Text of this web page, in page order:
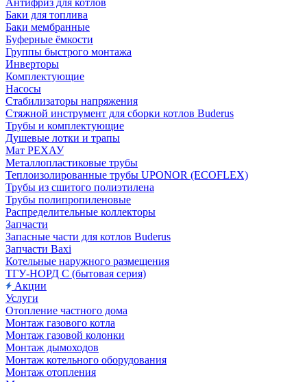
Антифриз для котлов
Баки для топлива
Баки мембранные
Буферные ёмкости
Группы быстрого монтажа
Инверторы
Комплектующие
Насосы
Стабилизаторы напряжения
Стяжной инструмент для сборки котлов Buderus
Трубы и комплектующие
Душевые лотки и трапы
Мат РЕХАУ
Металлопластиковые трубы
Теплоизолированные трубы UPONOR (ECOFLEX)
Трубы из сшитого полиэтилена
Трубы полипропиленовые
Распределительные коллекторы
Запчасти
Запасные части для котлов Buderus
Запчасти Baxi
Котельные наружного размещения
ТГУ-НОРД С (бытовая серия)
Акции
Услуги
Отопление частного дома
Монтаж газового котла
Монтаж газовой колонки
Монтаж дымоходов
Монтаж котельного оборудования
Монтаж отопления